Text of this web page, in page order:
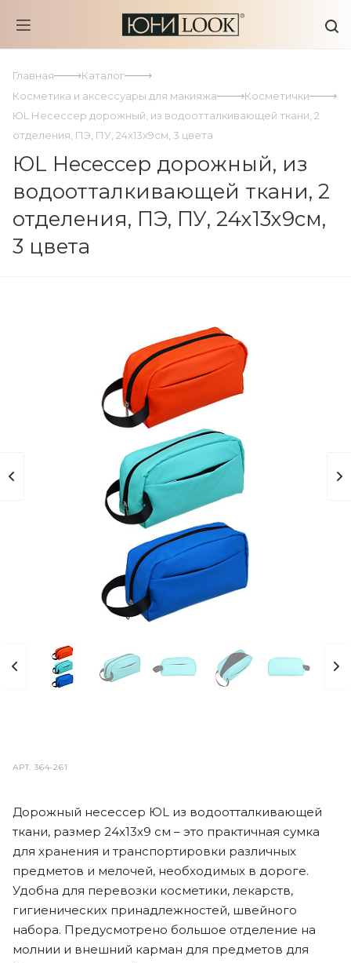
Главная
Каталог
Косметика и аксессуары для макияжа
Косметички
ЮL Несессер дорожный, из водоотталкивающей ткани, 2
отделения, ПЭ, ПУ, 24х13х9см, 3 цвета
ЮL Несессер дорожный, из
водоотталкивающей ткани, 2
отделения, ПЭ, ПУ, 24х13х9см,
3 цвета
АРТ.364-261
Дорожный несессер ЮL из водоотталкивающей
ткани, размер 24х13х9 см – это практичная сумка
для хранения и транспортировки различных
предметов и мелочей, необходимых в дороге.
Удобна для перевозки косметики, лекарств,
гигиенических принадлежностей, швейного
набора. Предусмотрено большое отделение на
молнии и внешний карман для предметов для